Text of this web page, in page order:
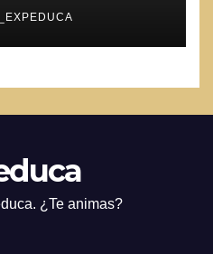
¿Te animas?